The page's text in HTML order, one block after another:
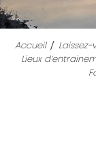
Accueil
Lieux